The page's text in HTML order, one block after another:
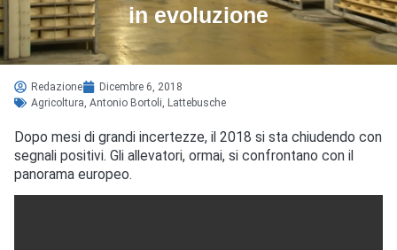
in evoluzione
Redazione
Dicembre 6, 2018
Agricoltura Antonio Bortoli Lattebusche
Dopo mesi di grandi incertezze, il 2018 si sta chiudendo con
segnali positivi. Gli allevatori, ormai, si confrontano con il
panorama europeo.